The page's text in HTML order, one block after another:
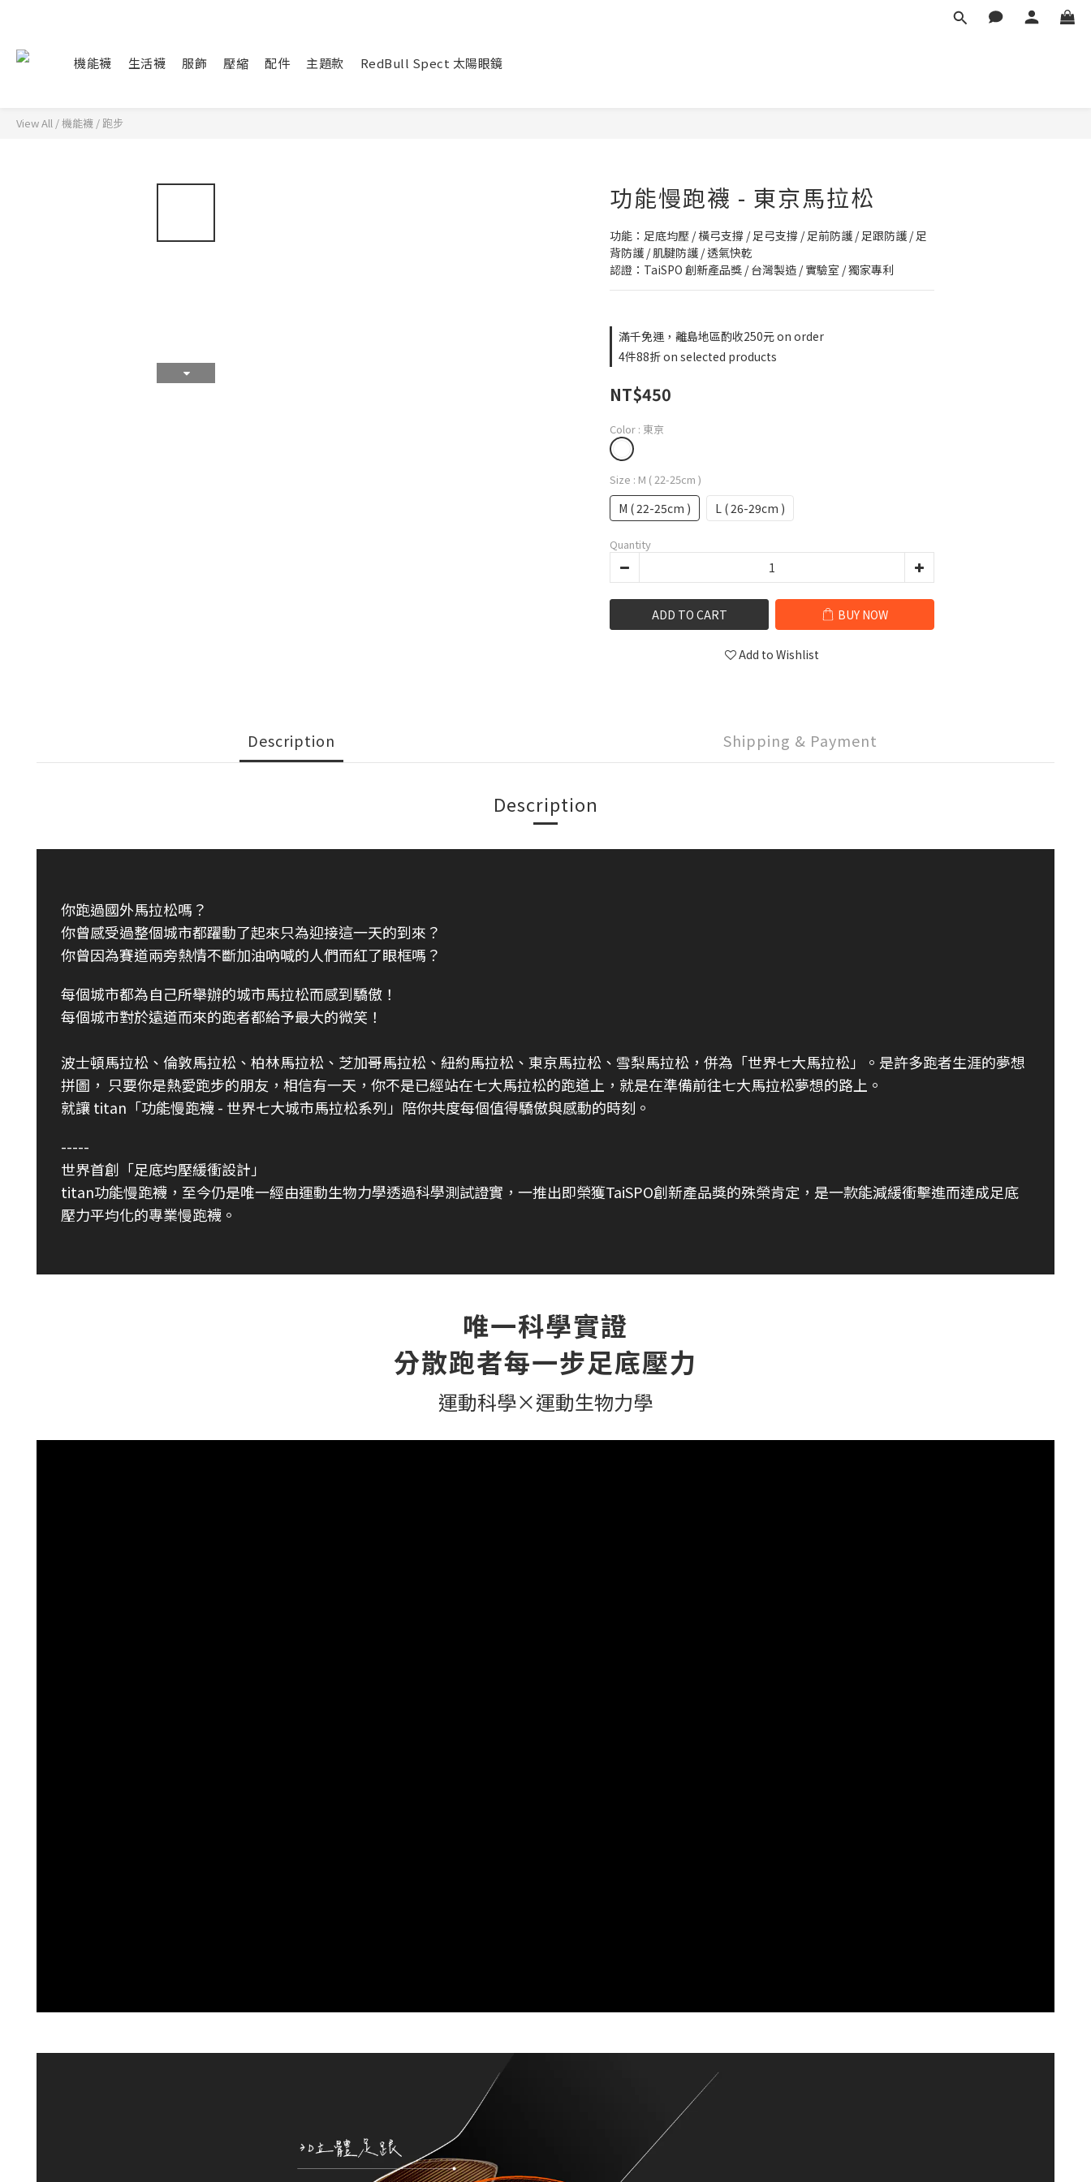
機能襪 生活襪 服飾 壓縮 配件 主題款 RedBull Spect 太陽眼鏡
View All /機能襪 /跑步
功能慢跑襪 - 東京馬拉松
功能：足底均壓 / 橫弓支撐 / 足弓支撐 / 足前防護 / 足跟防護 / 足
背防護 / 肌腱防護 / 透氣快乾
認證：TaiSPO 創新產品獎 / 台灣製造 / 實驗室 / 獨家專利
滿千免運，離島地區酌收250元 on order
4件88折 on selected products
NT$450
Color : 東京
Size : M ( 22-25cm )
M ( 22-25cm ) L ( 26-29cm )
Quantity
ADD TO CART BUY NOW
Add to Wishlist
Description Shipping & Payment
Description
你跑過國外馬拉松嗎？
你曾感受過整個城市都躍動了起來只為迎接這一天的到來？
你曾因為賽道兩旁熱情不斷加油吶喊的人們而紅了眼框嗎？
每個城市都為自己所舉辦的城市馬拉松而感到驕傲！
每個城市對於遠道而來的跑者都給予最大的微笑！
波士頓馬拉松、倫敦馬拉松 、柏林馬拉松、芝加哥馬拉松、 紐約馬拉松、 東京馬拉松、雪梨馬拉松 ，併為「世界七大馬拉松」。是許多跑者生涯的夢想
拼圖， 只要你是熱愛跑步的朋友，相信有一天，你不是已經站在七大馬拉松的跑道上，就是在準備前往七大馬拉松夢想的路上。
就讓 titan「功能慢跑襪 - 世界七大城市馬拉松系列」陪你共度每個值得驕傲與感動的時刻。
-----
世界首創「足底均壓緩衝設計」
titan功能慢跑襪，至今仍是唯一經由運動生物力學透過科學測試證實，一推出即榮獲TaiSPO創新產品獎的殊榮肯定，是一款能減緩衝擊進而達成足底
壓力平均化的專業慢跑襪。
唯一科學實證
分散跑者每一步足底壓力
運動科學×運動生物力學